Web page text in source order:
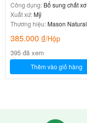
Công dụng: Bổ sung chất xơ
Xuất xứ:Mỹ
Thương hiệu:Mason Natural
385.000 ₫/Hộp
395 đã xem
Thêm vào giỏ hàng